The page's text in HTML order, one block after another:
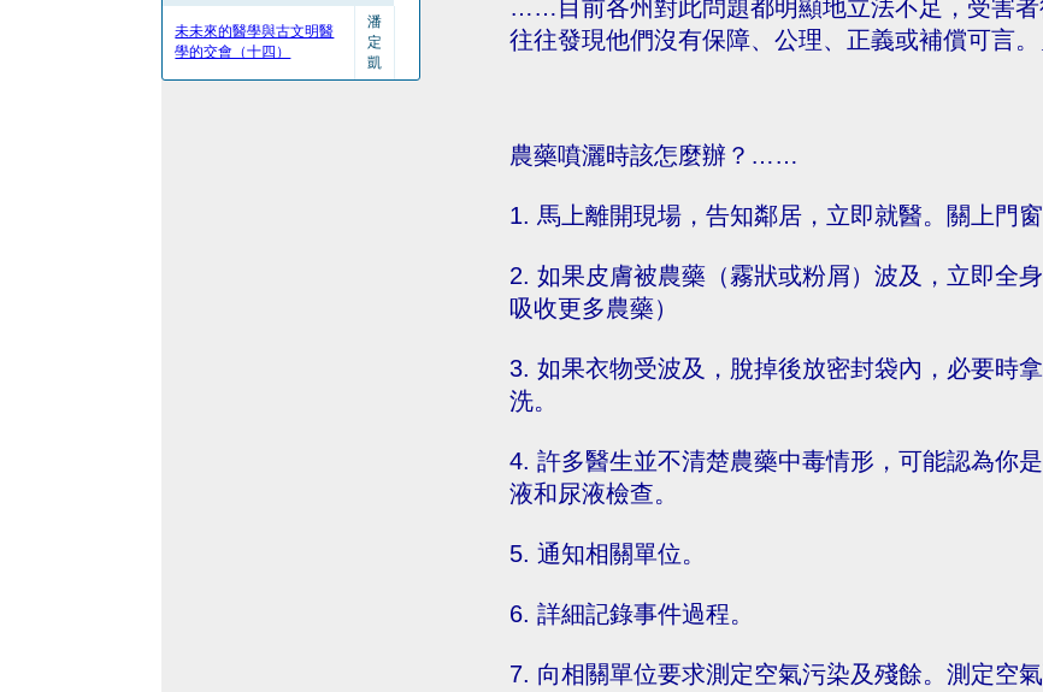
未未來的醫學與古文明醫
學的交會（十四）
潘
定
凱
……目前各州對此問題都明顯地立法不足，受害者
往往發現他們沒有保障、公理、正義或補償可言。
農藥噴灑時該怎麼辦？……
1. 馬上離開現場，告知鄰居，立即就醫。關上門窗
2. 如果皮膚被農藥（霧狀或粉屑）波及，立即全
吸收更多農藥）
3. 如果衣物受波及，脫掉後放密封袋內，必要時
洗。
4. 許多醫生並不清楚農藥中毒情形，可能認為你
液和尿液檢查。
5. 通知相關單位。
6. 詳細記錄事件過程。
7. 向相關單位要求測定空氣污染及殘餘。測定空